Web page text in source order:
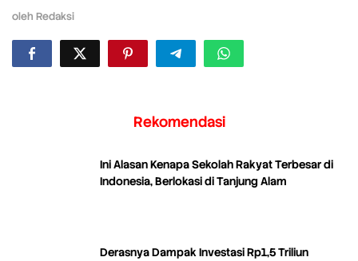
oleh Redaksi
Rekomendasi
Ini Alasan Kenapa Sekolah Rakyat Terbesar di
Indonesia, Berlokasi di Tanjung Alam
Derasnya Dampak Investasi Rp1,5 Triliun